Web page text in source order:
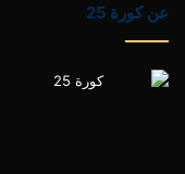
عن كورة 25